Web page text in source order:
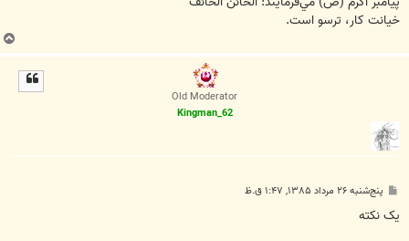
خيانت کار، ترسو است.
Old Moderator
Kingman_62
س
ت
پنج‌شنبه ۲۶ مرداد ۱۳۸۵, ۱:۴۷ ق.ظ
يک نکته